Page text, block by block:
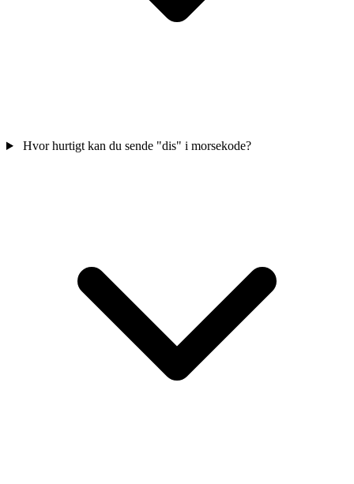
Hvor hurtigt kan du sende "dis" i morsekode?